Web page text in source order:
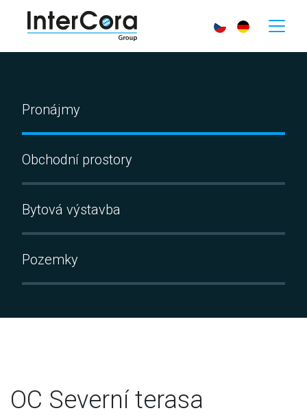
Pronájmy
Obchodní prostory
Bytová výstavba
Pozemky
OC Severní terasa